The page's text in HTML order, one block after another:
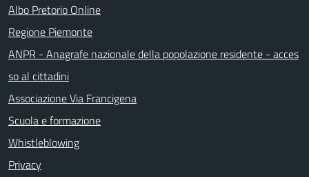
Albo Pretorio Online
Regione Piemonte
ANPR - Anagrafe nazionale della popolazione residente - acces
so al cittadini
Associazione Via Francigena
Scuola e formazione
Whistleblowing
Privacy